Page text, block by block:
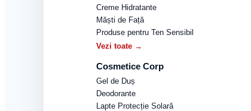
Creme Hidratante
Măști de Față
Produse pentru Ten Sensibil
Vezi toate →
Cosmetice Corp
Gel de Duș
Deodorante
Lapte Protecție Solară